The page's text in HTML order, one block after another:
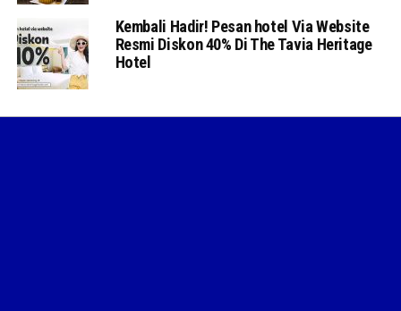
Kembali Hadir! Pesan hotel Via Website
Resmi Diskon 40% Di The Tavia Heritage
Hotel